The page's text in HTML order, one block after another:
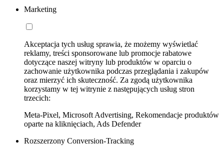
Marketing
Akceptacja tych usług sprawia, że możemy wyświetlać
reklamy, treści sponsorowane lub promocje rabatowe
dotyczące naszej witryny lub produktów w oparciu o
zachowanie użytkownika podczas przeglądania i zakupów
oraz mierzyć ich skuteczność. Za zgodą użytkownika
korzystamy w tej witrynie z następujących usług stron
trzecich:
Meta-Pixel, Microsoft Advertising, Rekomendacje produktów
oparte na kliknięciach, Ads Defender
Rozszerzony Conversion-Tracking